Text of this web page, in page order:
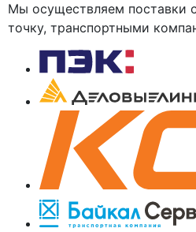
Мы осуществляем поставки
точку, транспортными